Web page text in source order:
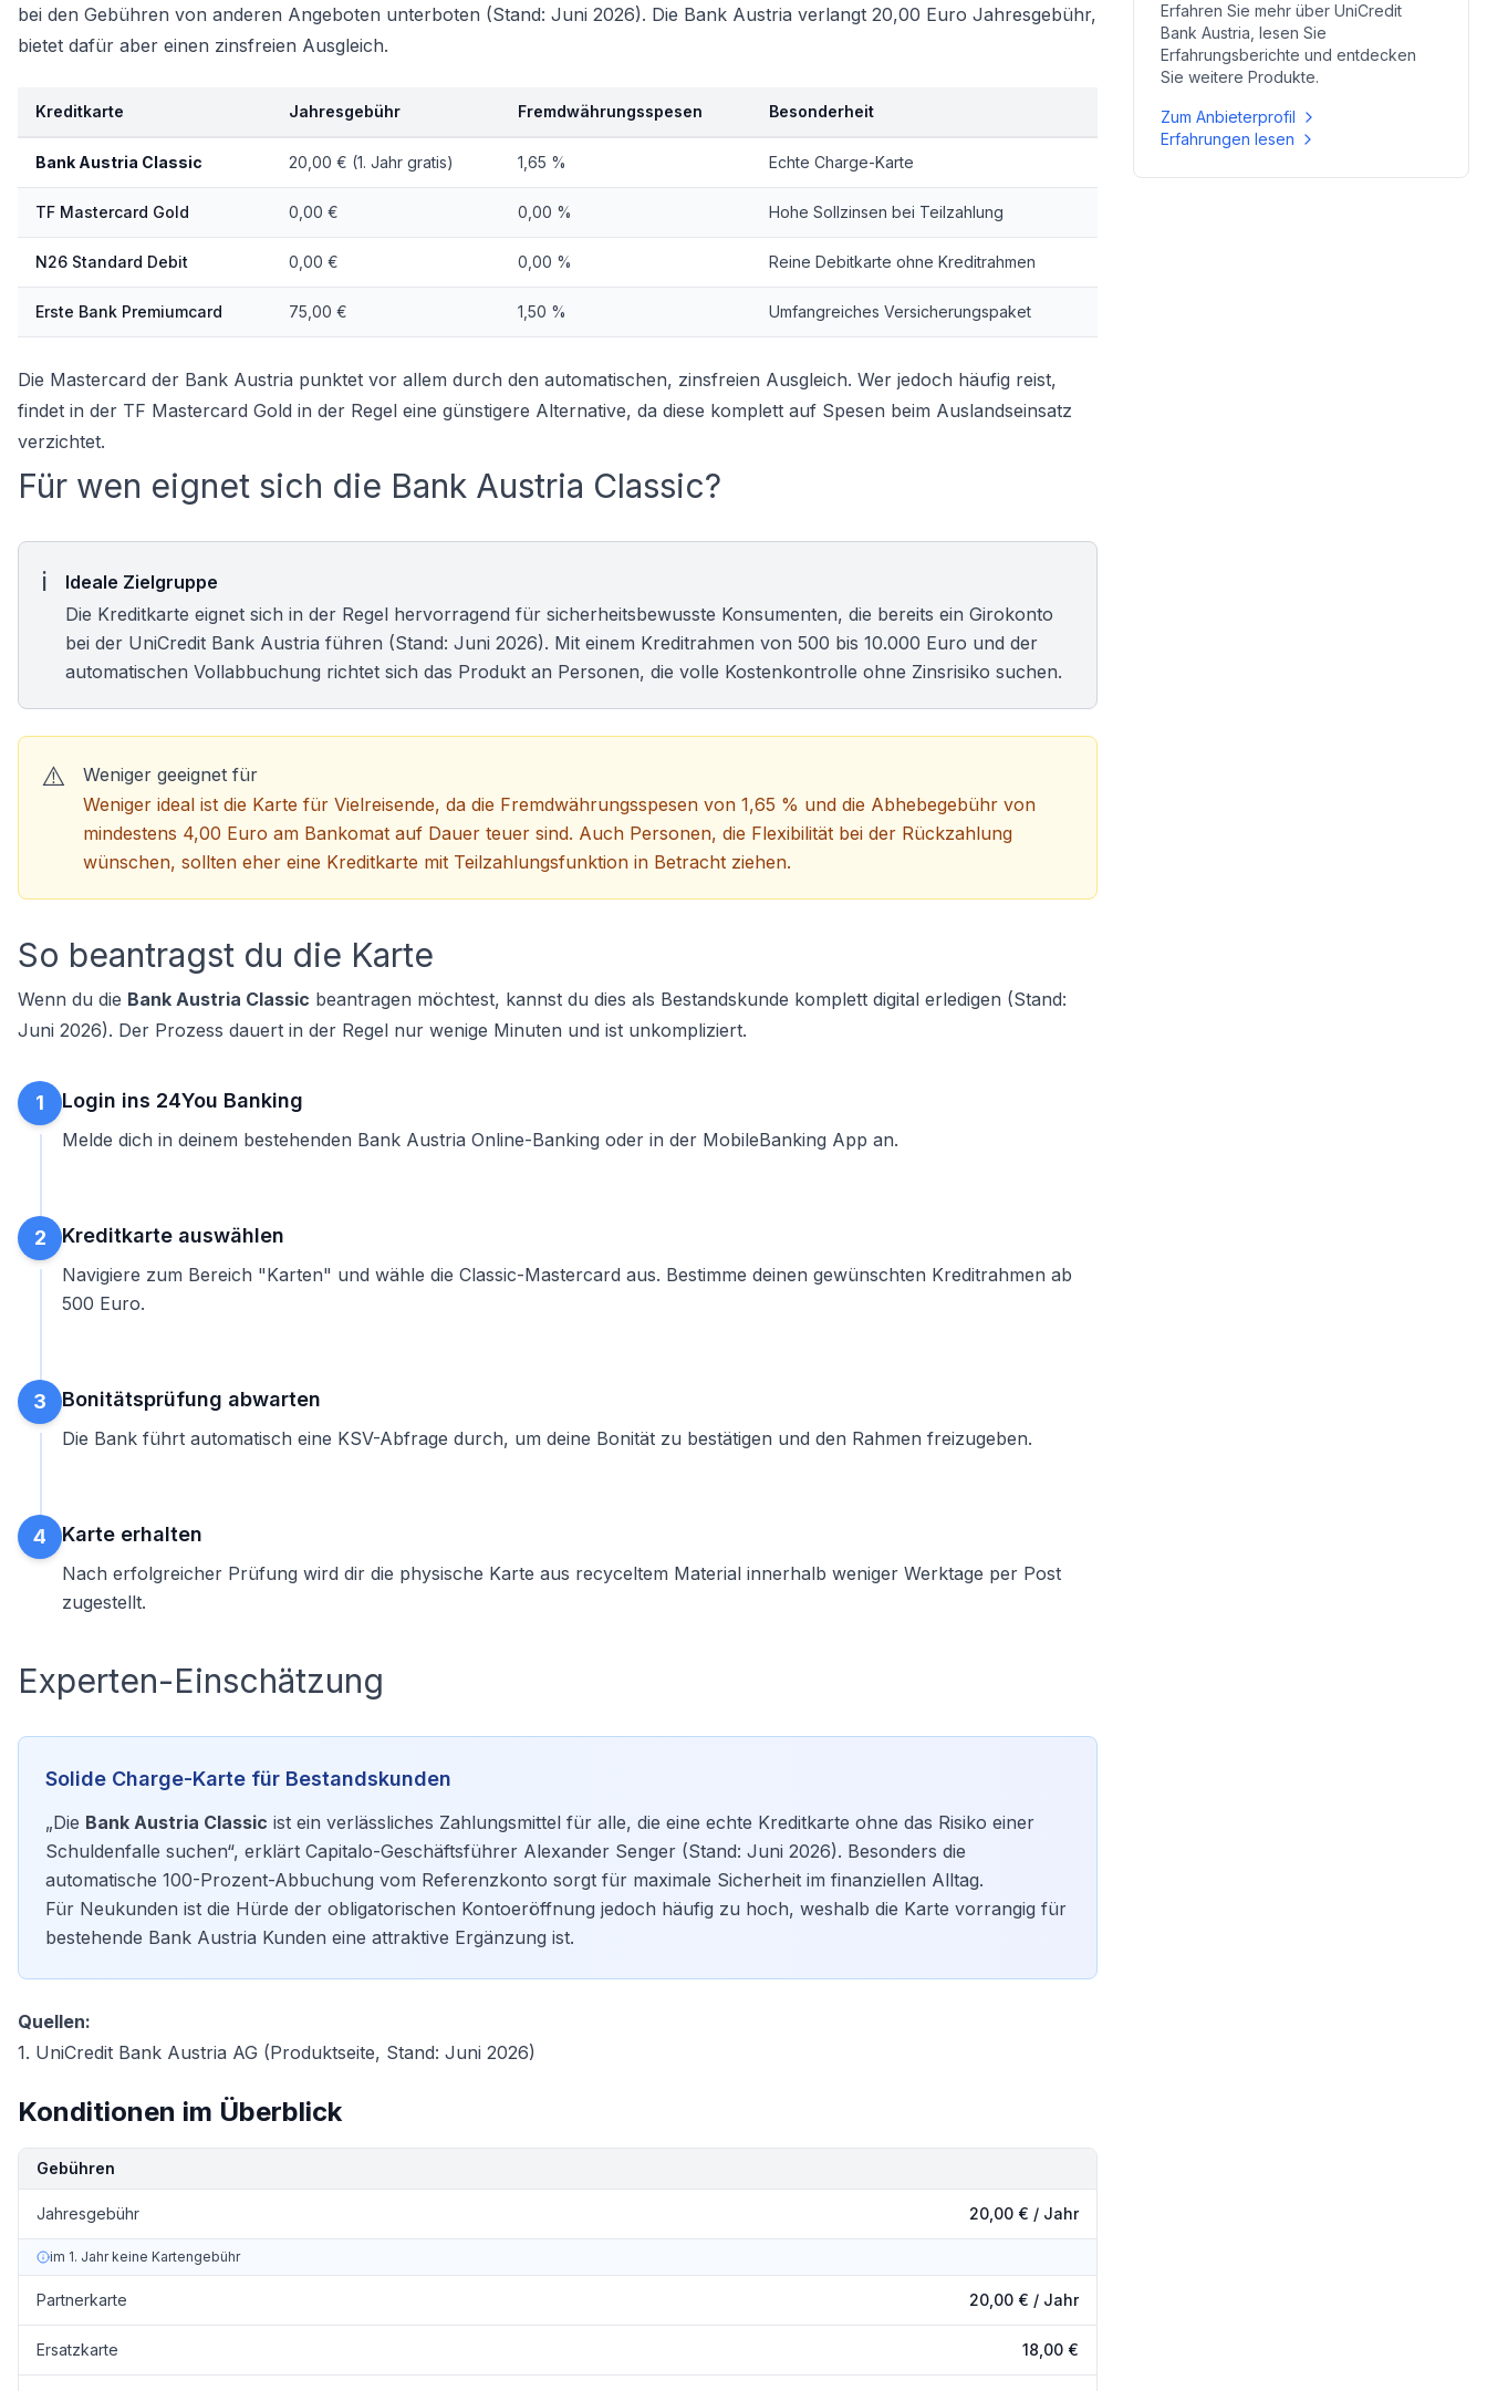
bei den Gebühren von anderen Angeboten unterboten (Stand: Juni 2026). Die Bank Austria verlangt 20,00 Euro Jahresgebühr,
bietet dafür aber einen zinsfreien Ausgleich.
Kreditkarte Jahresgebühr Fremdwährungsspesen Besonderheit
Bank Austria Classic 20,00 € (1. Jahr gratis) 1,65 % Echte Charge-Karte
TF Mastercard Gold 0,00 € 0,00 % Hohe Sollzinsen bei Teilzahlung
N26 Standard Debit 0,00 € 0,00 % Reine Debitkarte ohne Kreditrahmen
Erste Bank Premiumcard 75,00 € 1,50 % Umfangreiches Versicherungspaket
Die Mastercard der Bank Austria punktet vor allem durch den automatischen, zinsfreien Ausgleich. Wer jedoch häufig reist,
findet in der TF Mastercard Gold in der Regel eine günstigere Alternative, da diese komplett auf Spesen beim Auslandseinsatz
verzichtet.
Für wen eignet sich die Bank Austria Classic?
Ideale Zielgruppe
Die Kreditkarte eignet sich in der Regel hervorragend für sicherheitsbewusste Konsumenten, die bereits ein Girokonto
bei der UniCredit Bank Austria führen (Stand: Juni 2026). Mit einem Kreditrahmen von 500 bis 10.000 Euro und der
automatischen Vollabbuchung richtet sich das Produkt an Personen, die volle Kostenkontrolle ohne Zinsrisiko suchen.
Weniger geeignet für
Weniger ideal ist die Karte für Vielreisende, da die Fremdwährungsspesen von 1,65 % und die Abhebegebühr von
mindestens 4,00 Euro am Bankomat auf Dauer teuer sind. Auch Personen, die Flexibilität bei der Rückzahlung
wünschen, sollten eher eine Kreditkarte mit Teilzahlungsfunktion in Betracht ziehen.
So beantragst du die Karte
Wenn du die Bank Austria Classic beantragen möchtest, kannst du dies als Bestandskunde komplett digital erledigen (Stand:
Juni 2026). Der Prozess dauert in der Regel nur wenige Minuten und ist unkompliziert.
1 Login ins 24You Banking
Melde dich in deinem bestehenden Bank Austria Online-Banking oder in der MobileBanking App an.
2 Kreditkarte auswählen
Navigiere zum Bereich "Karten" und wähle die Classic-Mastercard aus. Bestimme deinen gewünschten Kreditrahmen ab
500 Euro.
3 Bonitätsprüfung abwarten
Die Bank führt automatisch eine KSV-Abfrage durch, um deine Bonität zu bestätigen und den Rahmen freizugeben.
4 Karte erhalten
Nach erfolgreicher Prüfung wird dir die physische Karte aus recyceltem Material innerhalb weniger Werktage per Post
zugestellt.
Experten-Einschätzung
Solide Charge-Karte für Bestandskunden
„Die Bank Austria Classic ist ein verlässliches Zahlungsmittel für alle, die eine echte Kreditkarte ohne das Risiko einer
Schuldenfalle suchen“, erklärt Capitalo-Geschäftsführer Alexander Senger (Stand: Juni 2026). Besonders die
automatische 100-Prozent-Abbuchung vom Referenzkonto sorgt für maximale Sicherheit im finanziellen Alltag.
Für Neukunden ist die Hürde der obligatorischen Kontoeröffnung jedoch häufig zu hoch, weshalb die Karte vorrangig für
bestehende Bank Austria Kunden eine attraktive Ergänzung ist.
Quellen:
1. UniCredit Bank Austria AG (Produktseite, Stand: Juni 2026)
Konditionen im Überblick
Kondition Details
Gebühren
Jahresgebühr 20,00 € / Jahr
im 1. Jahr keine Kartengebühr
Partnerkarte 20,00 € / Jahr
Ersatzkarte 18,00 €
Erfahren Sie mehr über UniCredit
Bank Austria , lesen Sie
Erfahrungsberichte und entdecken
Sie weitere Produkte.
Zum Anbieterprofil
Erfahrungen lesen